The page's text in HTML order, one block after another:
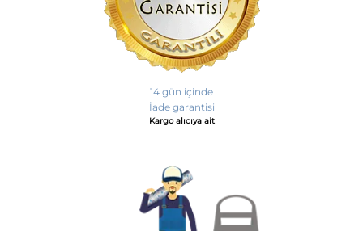
14 gün içinde
İade garantisi
Kargo alıcıya ait